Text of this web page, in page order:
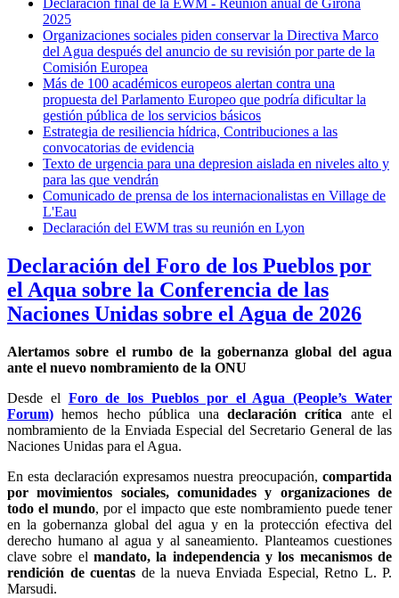
Declaración final de la EWM - Reunión anual de Girona
2025
Organizaciones sociales piden conservar la Directiva Marco
del Agua después del anuncio de su revisión por parte de la
Comisión Europea
Más de 100 académicos europeos alertan contra una
propuesta del Parlamento Europeo que podría dificultar la
gestión pública de los servicios básicos
Estrategia de resiliencia hídrica, Contribuciones a las
convocatorias de evidencia
Texto de urgencia para una depresion aislada en niveles alto y
para las que vendrán
Comunicado de prensa de los internacionalistas en Village de
L'Eau
Declaración del EWM tras su reunión en Lyon
Declaración del Foro de los Pueblos por
el Aqua sobre la Conferencia de las
Naciones Unidas sobre el Agua de 2026
Alertamos sobre el rumbo de la gobernanza global del agua
ante el nuevo nombramiento de la ONU
Desde el Foro de los Pueblos por el Agua (People’s Water
Forum) hemos hecho pública una declaración crítica ante el
nombramiento de la Enviada Especial del Secretario General de las
Naciones Unidas para el Agua.
En esta declaración expresamos nuestra preocupación, compartida
por movimientos sociales, comunidades y organizaciones de
todo el mundo, por el impacto que este nombramiento puede tener
en la gobernanza global del agua y en la protección efectiva del
derecho humano al agua y al saneamiento. Planteamos cuestiones
clave sobre el mandato, la independencia y los mecanismos de
rendición de cuentas de la nueva Enviada Especial, Retno L. P.
Marsudi.